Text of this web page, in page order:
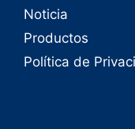
Noticia
Productos
Política de